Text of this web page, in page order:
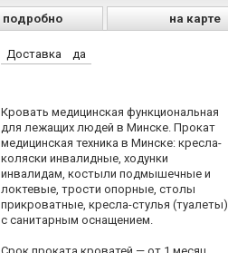
подробно на карте
Доставка да
Кровать медицинская функциональная
для лежащих людей в Минске. Прокат
медицинская техника в Минске: кресла-
коляски инвалидные, ходунки
инвалидам, костыли подмышечные и
локтевые, трости опорные, столы
прикроватные, кресла-стулья (туалеты)
с санитарным оснащением.